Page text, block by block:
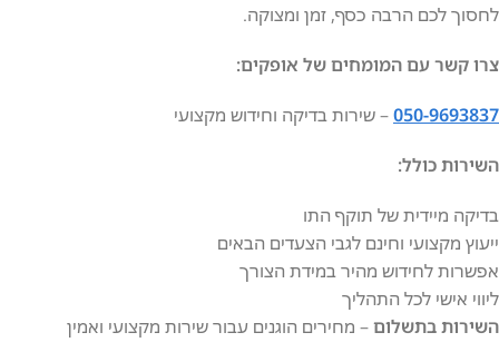
לחסוך לכם הרבה כסף, זמן ומצוקה.
צרו קשר עם המומחים של אופקים:
050-9693837– שירות בדיקה וחידוש מקצועי
השירות כולל:
בדיקה מיידית של תוקף התו
ייעוץ מקצועי וחינם לגבי הצעדים הבאים
אפשרות לחידוש מהיר במידת הצורך
ליווי אישי לכל התהליך
השירות בתשלום– מחירים הוגנים עבור שירות מקצועי ואמין